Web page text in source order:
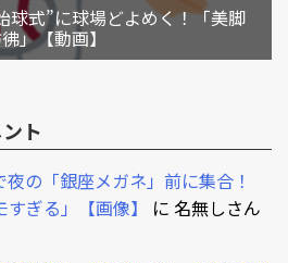
球式”に球場どよめく！「美脚
」【動画】
ト
の「銀座メガネ」前に集合！
すぎる」【画像】
に 名無しさん